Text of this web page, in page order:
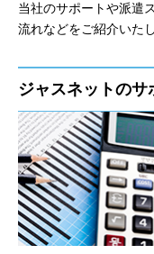
当社のサポートや派遣
流れなどをご紹介いたし
ジャスネットのサ